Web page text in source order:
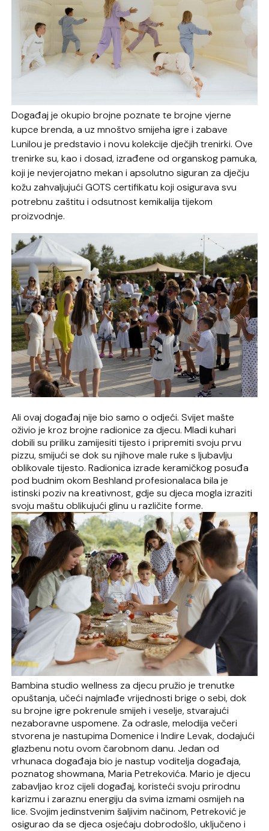
Događaj je okupio brojne poznate te brojne vjerne
kupce brenda, a uz mnoštvo smijeha igre i zabave
Lunilou je predstavio i novu kolekcije dječjih trenirki. Ove
trenirke su, kao i dosad, izrađene od organskog pamuka,
koji je nevjerojatno mekan i apsolutno siguran za dječju
kožu zahvaljujući GOTS certifikatu koji osigurava svu
potrebnu zaštitu i odsutnost kemikalija tijekom
proizvodnje.
Ali ovaj događaj nije bio samo o odjeći. Svijet mašte
oživio je kroz brojne radionice za djecu. Mladi kuhari
dobili su priliku zamijesiti tijesto i pripremiti svoju prvu
pizzu, smijući se dok su njihove male ruke s ljubavlju
oblikovale tijesto. Radionica izrade keramičkog posuđa
pod budnim okom Beshland profesionalaca bila je
istinski poziv na kreativnost, gdje su djeca mogla izraziti
svoju maštu oblikujući glinu u različite forme.
Bambina studio wellness za djecu pružio je trenutke
opuštanja, učeći najmlađe vrijednosti brige o sebi, dok
su brojne igre pokrenule smijeh i veselje, stvarajući
nezaboravne uspomene. Za odrasle, melodija večeri
stvorena je nastupima Domenice i Indire Levak, dodajući
glazbenu notu ovom čarobnom danu. Jedan od
vrhunaca događaja bio je nastup voditelja događaja,
poznatog showmana, Maria Petrekovića. Mario je djecu
zabavljao kroz cijeli događaj, koristeći svoju prirodnu
karizmu i zaraznu energiju da svima izmami osmijeh na
lice. Svojim jedinstvenim šaljivim načinom, Petreković je
osigurao da se djeca osjećaju dobrodošlo, uključeno i